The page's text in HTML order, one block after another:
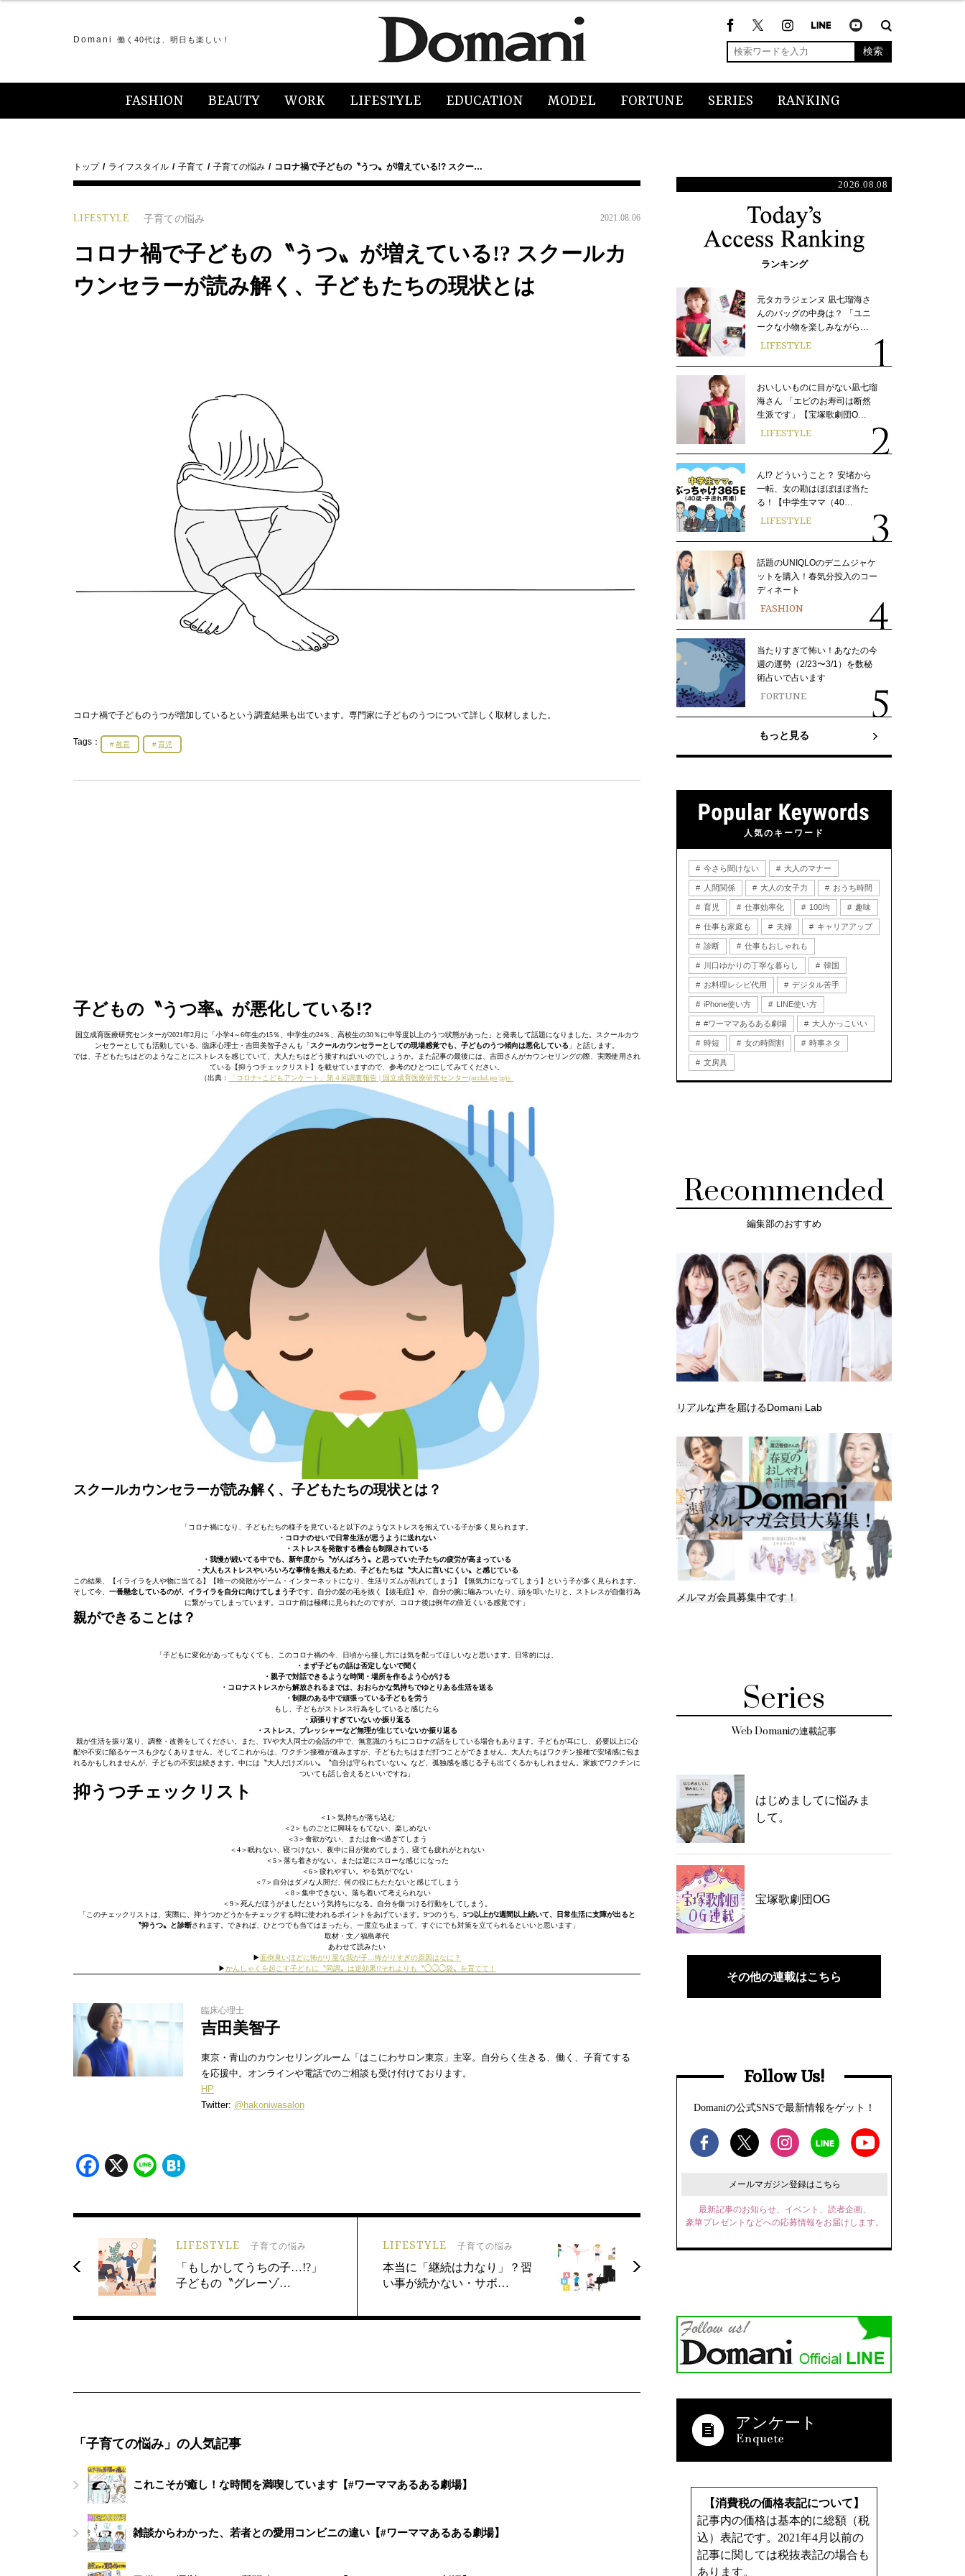
Domani 働く40代は、明日も楽しい！
検索
FASHION BEAUTY WORK LIFESTYLE EDUCATION MODEL FORTUNE SERIES RANKING
トップ ライフスタイル 子育て 子育ての悩み コロナ禍で子どもの〝うつ〟が増えている!? スクー…
LIFESTYLE 子育ての悩み 2021.08.06
コロナ禍で子どもの〝うつ〟が増えている!? スクールカ
ウンセラーが読み解く、子どもたちの現状とは
コロナ禍で子どものうつが増加しているという調査結果も出ています。専門家に子どものうつについて詳しく取材しました。
Tags： 教育 育児
子どもの〝うつ率〟が悪化している!?
国立成育医療研究センターが2021年2月に「小学4～6年生の15％、中学生の24％、高校生の30％に中等度以上のうつ状態があった」と発表して話題になりました。スクールカウ
ンセラーとしても活動している、臨床心理士・吉田美智子さんも「スクールカウンセラーとしての現場感覚でも、子どものうつ傾向は悪化している 」と話します。
では、子どもたちはどのようなことにストレスを感じていて、大人たちはどう接すればいいのでしょうか。また記事の最後には、吉田さんがカウンセリングの際、実際使用され
ている【抑うつチェックリスト】を載せていますので、参考のひとつにしてみてください。
（出典：
「コ ロナ× こどもアンケート」第４回調査報告| 国立成育医療研究センター(ncchd.go.jp)）
スクールカウンセラーが読み解く、子どもたちの現状とは？
「コロナ禍になり、子どもたちの様子を見ていると以下のようなストレスを抱えている子が多く見られます。
・コロナのせいで日常生活が思うように送れない
・ストレスを発散する機会も制限されている
・我慢が続いてる中でも、新年度から〝がんばろう〟と思っていた子たちの疲労が高まっている
・大人もストレスやいろいろな事情を抱えるため、子どもたちは〝大人に言いにくい〟と感じている
この結果、【イライラを人や物に当てる】【唯一の発散がゲーム・インターネットになり、生活リズムが乱れてしまう】【無気力になってしまう】という子が多く見られます。
そして今、 一番懸念しているのが、イライラを自分に向けてしまう子です。自分の髪の毛を抜く【抜毛症】や、自分の腕に噛みついたり、頭を叩いたりと、ストレスが自傷行為
に繋がってしまっています。コロナ前は極稀に見られたのですが、コロナ後は例年の倍近くいる感覚です」
親ができることは？
「子どもに変化があってもなくても、このコロナ禍の今、日頃から接し方には気を配ってほしいなと思います。日常的には、
・まず子どもの話は否定しないで聞く
・親子で対話できるような時間・場所を作るよう心がける
・コロナストレスから解放されるまでは、おおらかな気持ちでゆとりある生活を送る
・制限のある中で頑張っている子どもを労う
もし、子どもがストレス行為をしていると感じたら
・頑張りすぎていないか振り返る
・ストレス、プレッシャーなど無理が生じていないか振り返る
親が生活を振り返り、調整・改善をしてください。また、TVや大人同士の会話の中で、無意識のうちにコロナの話をしている場合もあります。子どもが耳にし、必要以上に心
配や不安に陥るケースも少なくありません。そしてこれからは、ワクチン接種が進みますが、子どもたちはまだ打つことができません。大人たちはワクチン接種で安堵感に包ま
れるかもしれませんが、子どもの不安は続きます。中には〝大人だけズルい〟〝自分は守られていない〟など、孤独感を感じる子も出てくるかもしれません。家族でワクチンに
ついても話し合えるといいですね」
抑うつチェックリスト
＜1＞気持ちが落ち込む
＜2＞ものごとに興味をもてない、楽しめない
＜3＞食欲がない、または食べ過ぎてしまう
＜4＞眠れない、寝つけない、夜中に目が覚めてしまう、寝ても疲れがとれない
＜5＞落ち着きがない。または逆にスローな感じになった
＜6＞疲れやすい。やる気がでない
＜7＞自分はダメな人間だ、何の役にもたたないと感じてしまう
＜8＞集中できない。落ち着いて考えられない
＜9＞死んだほうがましだという気持ちになる。自分を傷つける行動をしてしまう。
「このチェックリストは、実際に、抑うつかどうかをチェックする時に使われるポイントをあげています。9つのうち、 5つ以上が2週間以上続いて、日常生活に支障が出ると
〝抑うつ〟と診断されます。できれば、ひとつでも当てはまったら、一度立ち止まって、すぐにでも対策を立てられるといいと思います」
取材・文／福島孝代
あわせて読みたい
▶︎面倒臭いほどに怖がり屋な我が子…怖がりすぎの原因はなに？
▶︎かんしゃくを起こす子どもに〝同調〟は逆効果!?それよりも〝◯◯◯袋〟を育てて！
臨床心理士
吉田美智子
東京・青山のカウンセリングルーム「はこにわサロン東京」主宰。自分らく生きる、働く、子育てする
を応援中。オンラインや電話でのご相談も受け付けております。
HP
Twitter: @hakoniwasalon
Facebook
X Line
LIFESTYLE 子育ての悩み
「もしかしてうちの子…!?」
子どもの〝グレーゾ…
LIFESTYLE 子育ての悩み
本当に「継続は力なり」？習
い事が続かない・サボ…
「子育ての悩み」の人気記事
これこそが癒し！な時間を満喫しています【#ワーママあるある劇場】
雑談からわかった、若者との愛用コンビニの違い【#ワーママあるある劇場】
2026.08.08
ランキング
元タカラジェンヌ 凪七瑠海さ
んのバッグの中身は？ 「ユニ
ークな小物を楽しみながら…
LIFESTYLE
おいしいものに目がない凪七瑠
海さん 「エビのお寿司は断然
生派です」【宝塚歌劇団O…
LIFESTYLE
ん!? どういうこと？ 安堵から
一転、女の勘はほぼほぼ当た
る！【中学生ママ（40…
LIFESTYLE
話題のUNIQLOのデニムジャケ
ットを購入！春気分投入のコー
ディネート
FASHION
当たりすぎて怖い！あなたの今
週の運勢（2/23〜3/1）を数秘
術占いで占います
FORTUNE
もっと見る
人気のキーワード
今さら聞けない 大人のマナー
人間関係 大人の女子力 おうち時間
育児 仕事効率化 100均 趣味
仕事も家庭も 夫婦 キャリアアップ
診断 仕事もおしゃれも
川口ゆかりの丁寧な暮らし 韓国
お料理レシピ代用 デジタル苦手
iPhone使い方 LINE使い方
#ワーママあるある劇場 大人かっこいい
時短 女の時間割 時事ネタ
文房具
Recommended
編集部のおすすめ
リアルな声を届けるDomani Lab
メルマガ会員募集中です！
Series
Web Domaniの連載記事
はじめましてに悩みま
して。
宝塚歌劇団OG
その他の連載はこちら
Follow Us!
Domaniの公式SNSで最新情報をゲット！
メールマガジン登録はこちら
最新記事のお知らせ、イベント、読者企画、
豪華プレゼントなどへの応募情報をお届けします。
アンケート
【消費税の価格表記について】
記事内の価格は基本的に総額（税
込）表記です。2021年4月以前の
記事に関しては税抜表記の場合も
あります。